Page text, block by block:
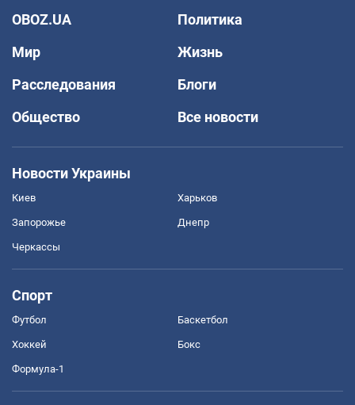
OBOZ.UA
Политика
Мир
Жизнь
Расследования
Блоги
Общество
Все новости
Новости Украины
Киев Харьков
Запорожье Днепр
Черкассы
Спорт
Футбол Баскетбол
Хоккей Бокс
Формула-1